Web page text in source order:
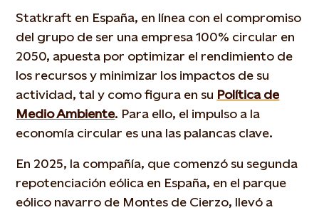
Statkraft en España, en línea con el compromiso
del grupo de ser una empresa 100% circular en
2050, apuesta por optimizar el rendimiento de
los recursos y minimizar los impactos de su
actividad, tal y como figura en su Política de
Medio Ambiente. Para ello, el impulso a la
economía circular es una las palancas clave.
En 2025, la compañía, que comenzó su segunda
repotenciación eólica en España, en el parque
eólico navarro de Montes de Cierzo, llevó a